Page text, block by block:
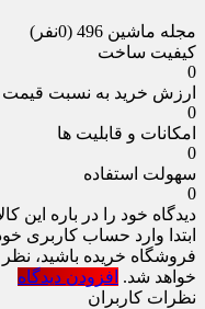
مجله ماشین 496
(0نفر)
کیفیت ساخت
0
ارزش خرید به نسبت قیمت
0
امکانات و قابلیت ها
0
سهولت استفاده
0
دیدگاه خود را در باره این
ابتدا وارد حساب کاربری
فروشگاه خریده باشید،
خواهد شد. افزودن دیدگاه
نظرات کاربران